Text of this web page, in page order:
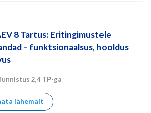
8 Tartus: Eritingimustele
– funktsionaalsus, hooldus
2,4 TP-ga
lähemalt